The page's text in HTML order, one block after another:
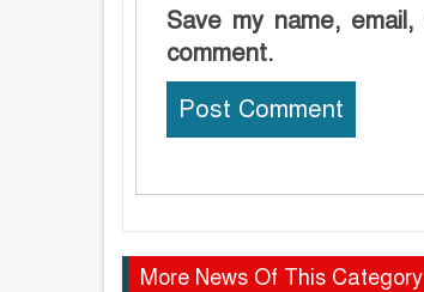
Save my name,
comment.
More News Of This Category